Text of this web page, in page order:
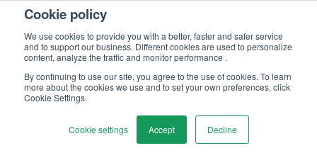
Cookie policy
We use cookies to provide you with a better, faster and safer service
and to support our business. Different cookies are used to personalize
content, analyze the traffic and monitor performance .
By continuing to use our site, you agree to the use of cookies. To learn
more about the cookies we use and to set your own preferences, click
Cookie Settings.
Cookie settings Accept Decline